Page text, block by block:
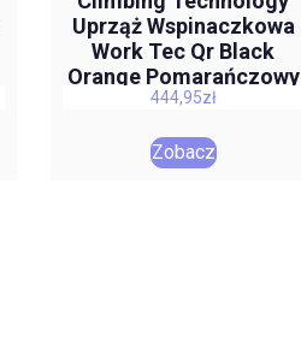
Uprząż Wspinaczkowa
Work Tec Qr Black
Orange Pomarańczowy
Żółty
444,95zł
Zobacz